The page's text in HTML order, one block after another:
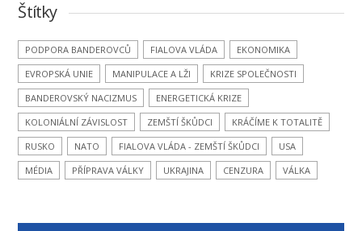
Štítky
PODPORA BANDEROVCŮ FIALOVA VLÁDA
EKONOMIKA
EVROPSKÁ UNIE
MANIPULACE A LŽI
KRIZE SPOLEČNOSTI
BANDEROVSKÝ NACIZMUS
ENERGETICKÁ KRIZE
KOLONIÁLNÍ ZÁVISLOST
ZEMŠTÍ ŠKŮDCI
KRÁČÍME K TOTALITĚ
RUSKO
NATO FIALOVA VLÁDA - ZEMŠTÍ ŠKŮDCI
USA
MÉDIA
PŘÍPRAVA VÁLKY UKRAJINA CENZURA VÁLKA